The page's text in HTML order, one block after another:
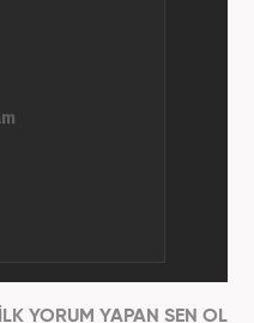
İLK YORUM YAPAN SEN OL